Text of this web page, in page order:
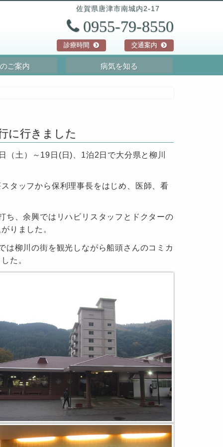
佐賀県唐津市南城内2-17
0955-79-8550
診療時間 交通案内
ご案内 病気を知る
に行きました
土）～19日(日)、1泊2日で大分県と柳川
タッフから保利理事長をはじめ、医師、看
ち、余興ではリハビリスタッフとドクターの
りました。
は柳川の街を観光しながら船頭さんのコミカ
た。